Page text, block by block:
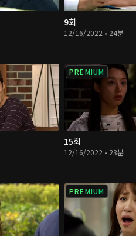
9회
12/16/2022 • 24분
PREMIUM
15회
12/16/2022 • 23분
PREMIUM